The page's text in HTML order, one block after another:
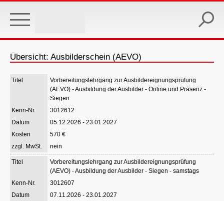
main
Übersicht: Ausbilderschein (AEVO)
Vorbereitungslehrgang zur Ausbildereignungsprüfung
(AEVO) - Ausbildung der Ausbilder - Online und Präsenz -
Siegen
3012612
05.12.2026 - 23.01.2027
570 €
nein
Vorbereitungslehrgang zur Ausbildereignungsprüfung
(AEVO) - Ausbildung der Ausbilder - Siegen - samstags
3012607
07.11.2026 - 23.01.2027